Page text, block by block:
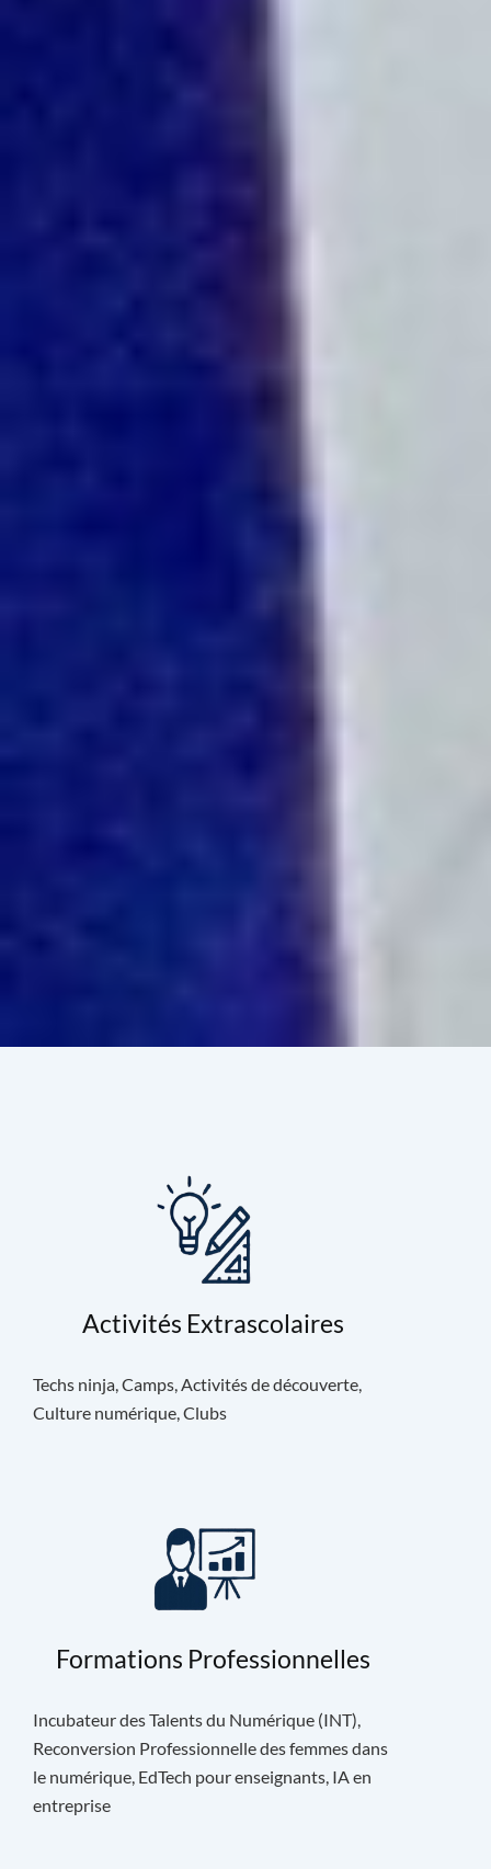
Activités Extrascolaires
Techs ninja, Camps, Activités de découverte,
Culture numérique, Clubs
Formations Professionnelles
Incubateur des Talents du Numérique (INT),
Reconversion Professionnelle des femmes dans
le numérique, EdTech pour enseignants, IA en
entreprise